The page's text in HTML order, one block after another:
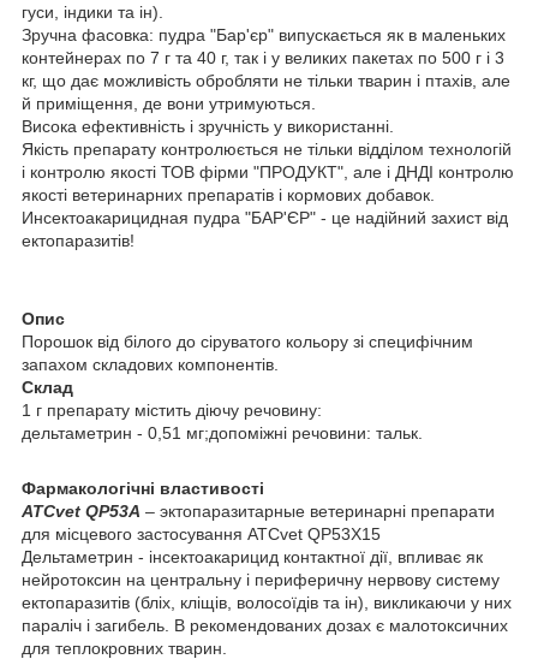
гуси, індики та ін).
Зручна фасовка: пудра "Бар'єр" випускається як в маленьких
контейнерах по 7 г та 40 г, так і у великих пакетах по 500 г і 3
кг, що дає можливість обробляти не тільки тварин і птахів, але
й приміщення, де вони утримуються.
Висока ефективність і зручність у використанні.
Якість препарату контролюється не тільки відділом технологій
і контролю якості ТОВ фірми "ПРОДУКТ", але і ДНДІ контролю
якості ветеринарних препаратів і кормових добавок.
Инсектоакарицидная пудра "БАР'ЄР" - це надійний захист від
ектопаразитів!
Опис
Порошок від білого до сіруватого кольору зі специфічним
запахом складових компонентів.
Склад
1 г препарату містить діючу речовину:
дельтаметрин - 0,51 мг;допоміжні речовини: тальк.
Фармакологічні властивості
ATCvet QP53А – эктопаразитарные ветеринарні препарати
для місцевого застосування АТСvet QP53X15
Дельтаметрин - інсектоакарицид контактної дії, впливає як
нейротоксин на центральну і периферичну нервову систему
ектопаразитів (бліх, кліщів, волосоїдів та ін), викликаючи у них
параліч і загибель. В рекомендованих дозах є малотоксичних
для теплокровних тварин.